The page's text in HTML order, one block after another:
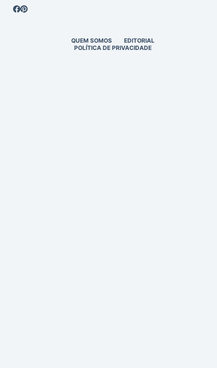
QUEM SOMOS
EDITORIAL
POLÍTICA DE PRIVACIDADE